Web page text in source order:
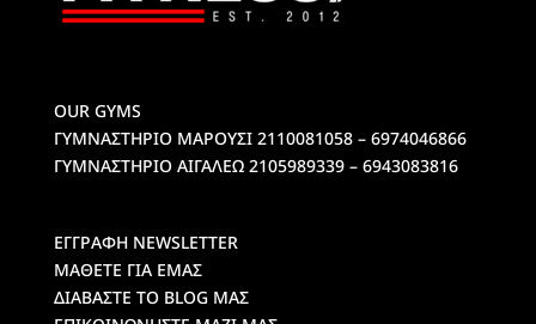
OUR GYMS
ΓΥΜΝΑΣΤΗΡΙΟ ΜΑΡΟΥΣΙ2110081058 – 6974046866
ΓΥΜΝΑΣΤΗΡΙΟ ΑΙΓΑΛΕΩ2105989339 – 6943083816
ΕΓΓΡΑΦΗ NEWSLETTER
ΜΑΘΕΤΕ ΓΙΑ ΕΜΑΣ
ΔΙΑΒΑΣΤΕ ΤΟ BLOG ΜΑΣ